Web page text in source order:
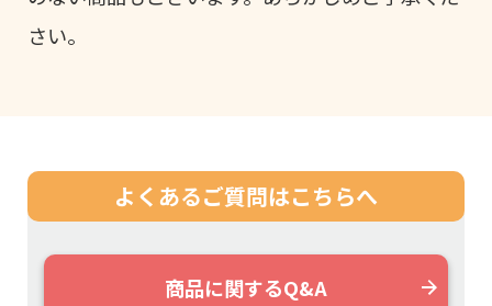
さい。
よくあるご質問はこちらへ
商品に関するQ&A